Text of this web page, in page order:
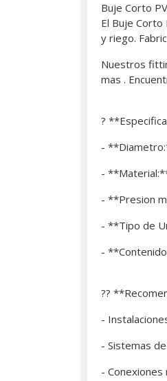
Buje Corto
El Buje
y riego.
Nuestros
mas .
?
-
-
- **Presion
- **Tipo de
-
??
-
- Sistemas
-